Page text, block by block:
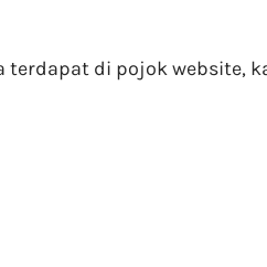
di pojok website,